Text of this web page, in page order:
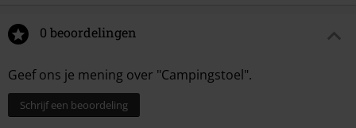
0 beoordelingen
Geef ons je mening over "Campingstoel".
Schrijf een beoordeling